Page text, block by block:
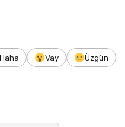
Haha Vay
Üzgün